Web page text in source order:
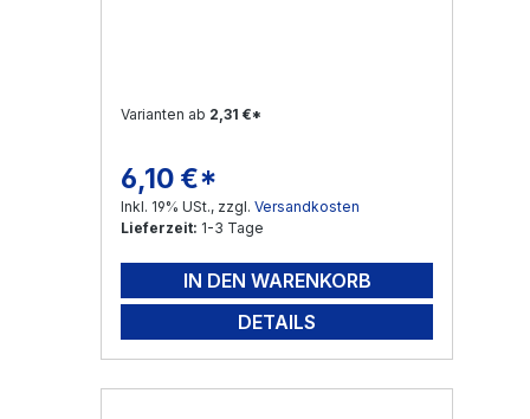
Varianten ab 2,31 €*
Regulärer Preis:
6,10 €*
Inkl. 19% USt., zzgl. Versandkosten
Lieferzeit: 1-3 Tage
IN DEN WARENKORB
DETAILS